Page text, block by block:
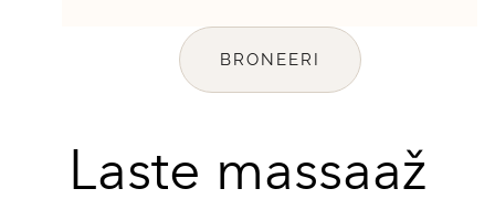
BRONEERI
Laste massaaž